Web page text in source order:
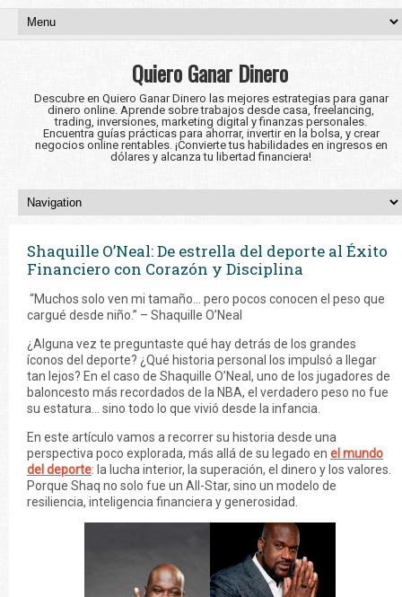
Quiero Ganar Dinero
Descubre en Quiero Ganar Dinero las mejores estrategias para ganar
dinero online. Aprende sobre trabajos desde casa, freelancing,
trading, inversiones, marketing digital y finanzas personales.
Encuentra guías prácticas para ahorrar, invertir en la bolsa, y crear
negocios online rentables. ¡Convierte tus habilidades en ingresos en
dólares y alcanza tu libertad financiera!
Shaquille O’Neal: De estrella del deporte al Éxito
Financiero con Corazón y Disciplina
“Muchos solo ven mi tamaño… pero pocos conocen el peso que
cargué desde niño.” – Shaquille O’Neal
¿Alguna vez te preguntaste qué hay detrás de los grandes
íconos del deporte? ¿Qué historia personal los impulsó a llegar
tan lejos? En el caso de Shaquille O’Neal, uno de los jugadores de
baloncesto más recordados de la NBA, el verdadero peso no fue
su estatura… sino todo lo que vivió desde la infancia.
En este artículo vamos a recorrer su historia desde una
perspectiva poco explorada, más allá de su legado en el mundo
del deporte: la lucha interior, la superación, el dinero y los valores.
Porque Shaq no solo fue un All-Star, sino un modelo de
resiliencia, inteligencia financiera y generosidad.